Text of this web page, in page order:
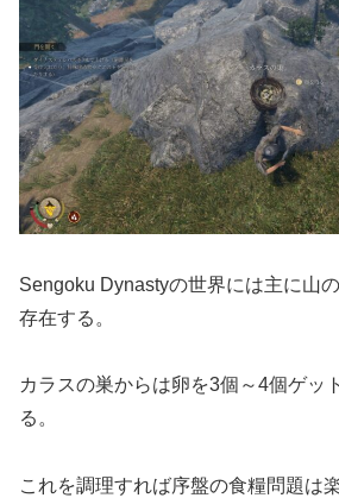
Sengoku Dynastyの世界には主に山
存在する。
カラスの巣からは卵を3個～4個ゲッ
る。
これを調理すれば序盤の食糧問題は